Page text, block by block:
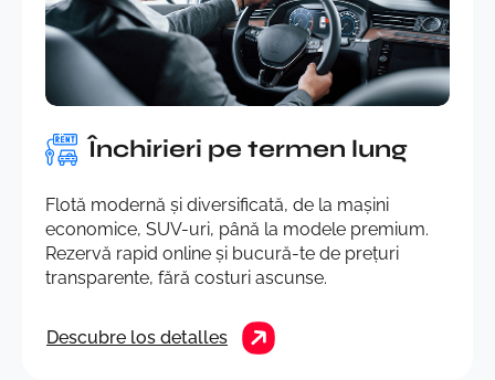
Închirieri pe termen lung
Flotă modernă și diversificată, de la mașini
economice, SUV-uri, până la modele premium.
Rezervă rapid online și bucură-te de prețuri
transparente, fără costuri ascunse.
Descubre los detalles